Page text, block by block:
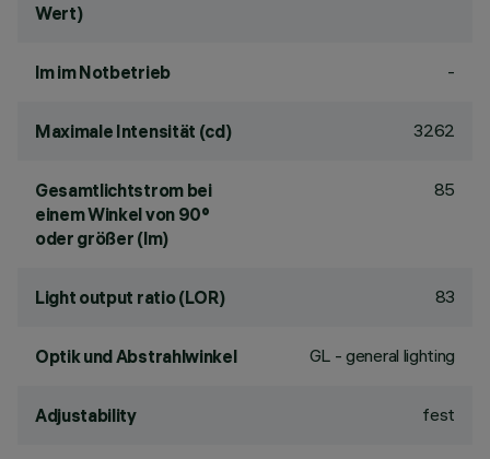
Wert)
lm im Notbetrieb -
Maximale Intensität (cd) 3262
Gesamtlichtstrom bei
einem Winkel von 90°
oder größer (lm)
85
Light output ratio (LOR) 83
Optik und Abstrahlwinkel GL - general lighting
Adjustability fest